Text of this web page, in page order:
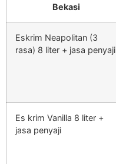
Bekasi
Eskrim Neapolitan (3
rasa) 8 liter + jasa penyaji
Es krim Vanilla 8 liter +
jasa penyaji